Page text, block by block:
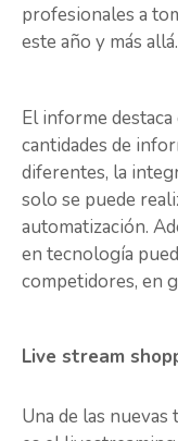
profesionales a
este año y más allá.
El informe
cantidades de
diferentes, la
solo se puede
automatización.
en tecnología
competidores, en
Live stream
Una de las